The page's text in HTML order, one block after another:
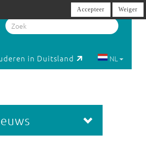
in Duitsland NL
Accepteer Weiger